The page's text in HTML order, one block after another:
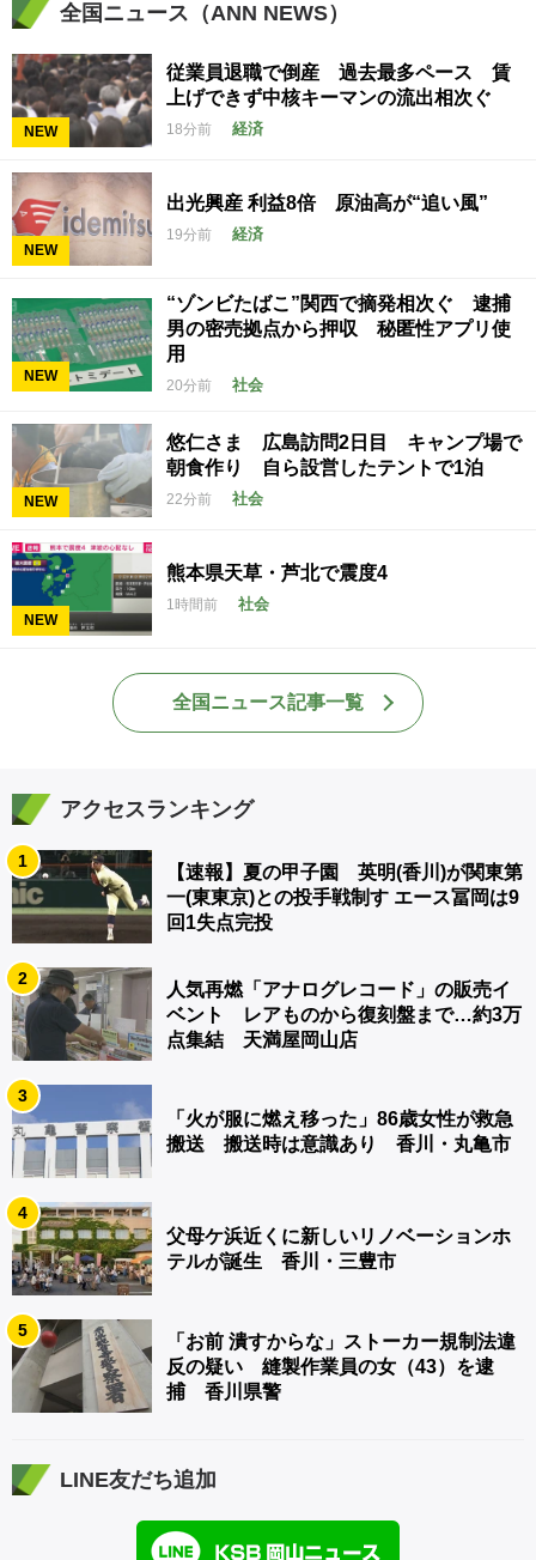
全国ニュース（ANN NEWS）
NEW
従業員退職で倒産 過去最多ペース 賃
上げできず中核キーマンの流出相次ぐ
18分前 経済
NEW
出光興産 利益8倍 原油高が“追い風”
19分前 経済
NEW
“ゾンビたばこ”関西で摘発相次ぐ 逮捕
男の密売拠点から押収 秘匿性アプリ使
用
20分前 社会
NEW
悠仁さま 広島訪問2日目 キャンプ場で
朝食作り 自ら設営したテントで1泊
22分前 社会
NEW
熊本県天草・芦北で震度4
1時間前 社会
全国ニュース記事一覧
アクセスランキング
1
【速報】夏の甲子園 英明(香川)が関東第
一(東東京)との投手戦制す エース冨岡は9
回1失点完投
2
人気再燃「アナログレコード」の販売イ
ベント レアものから復刻盤まで…約3万
点集結 天満屋岡山店
3
「火が服に燃え移った」86歳女性が救急
搬送 搬送時は意識あり 香川・丸亀市
4
父母ケ浜近くに新しいリノベーションホ
テルが誕生 香川・三豊市
5
「お前 潰すからな」ストーカー規制法違
反の疑い 縫製作業員の女（43）を逮
捕 香川県警
LINE友だち追加